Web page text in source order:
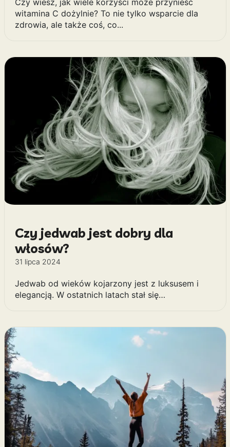
Czy wiesz, jak wiele korzyści może przynieść
witamina C dożylnie? To nie tylko wsparcie dla
zdrowia, ale także coś, co...
Czy jedwab jest dobry dla
włosów?
31 lipca 2024
Jedwab od wieków kojarzony jest z luksusem i
elegancją. W ostatnich latach stał się…